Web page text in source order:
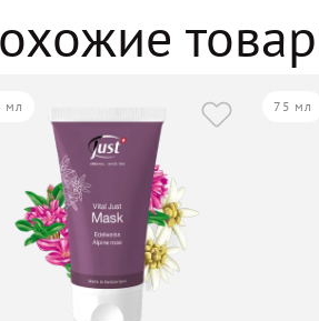
мл 75 мл